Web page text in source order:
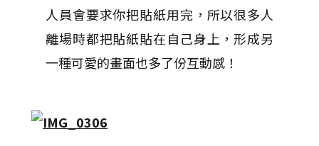
人員會要求你把貼紙用完，所以很多人
離場時都把貼紙貼在自己身上，形成另
一種可愛的畫面也多了份互動感！